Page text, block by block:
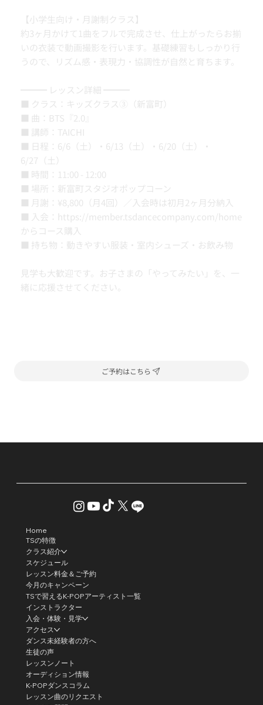
【小学生向け・月謝制クラス】
約3ヶ月かけて1曲をフルで完成させ、仕上がったらお揃
いの衣装で動画撮影を行います。基礎練習もしっかり行
うので、リズム感・表現力・協調性が自然と育ちます。
━━━ レッスン詳細 ━━━
■ クラス：キッズクラス③（新富町）
■ 曲：BTS『2.0』
■ 講師：TAICHI
■ 日程：6/6（土）・6/13（土）・6/20（土）・
6/27（土）
■ 時間：11:00 - 12:00
■ 場所：新富町スタジオポップコーン
■ 月謝：¥8,800（月4回）／入会時は初月2ヶ月分納入
■ 入会： https://member.tsdancecompany.com/home
からコース購入
■ 持ち物：動きやすい服装・室内シューズ・お飲み物
見学も大歓迎です。お子さまの「やってみたい」を、一
緒に応援させてください。
ご予約はこちら
Home
TSの特徴
クラス紹介
スケジュール
レッスン料金＆ご予約
今月のキャンペーン
TSで習えるK-POPアーティスト一覧
インストラクター
入会・体験・見学
アクセス
ダンス未経験者の方へ
生徒の声
レッスンノート
オーディション情報
K-POPダンスコラム
レッスン曲のリクエスト